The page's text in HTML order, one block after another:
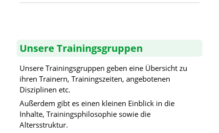
Unsere Trainingsgruppen
Unsere Trainingsgruppen geben eine Übersicht zu
ihren Trainern, Trainingszeiten, angebotenen
Disziplinen etc.
Außerdem gibt es einen kleinen Einblick in die
Inhalte, Trainingsphilosophie sowie die
Altersstruktur.